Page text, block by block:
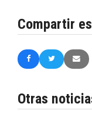
Compartir
Otras